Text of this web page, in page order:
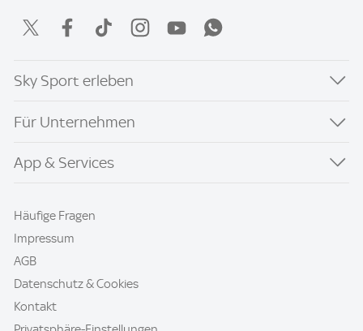
Sky Sport erleben
Für Unternehmen
App & Services
Häufige Fragen
Impressum
AGB
Datenschutz & Cookies
Kontakt